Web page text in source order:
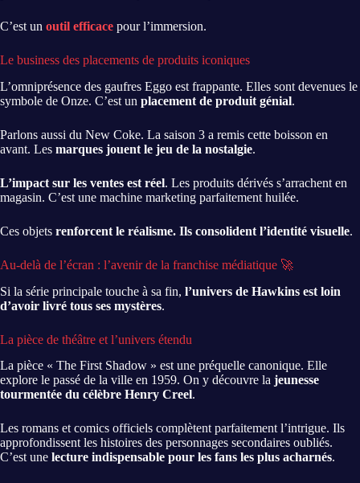
C’est un outil efficace pour l’immersion.
Le business des placements de produits iconiques
L’omniprésence des gaufres Eggo est frappante. Elles sont devenues le
symbole de Onze. C’est un placement de produit génial.
Parlons aussi du New Coke. La saison 3 a remis cette boisson en
avant. Les marques jouent le jeu de la nostalgie.
L’impact sur les ventes est réel. Les produits dérivés s’arrachent en
magasin. C’est une machine marketing parfaitement huilée.
Ces objets renforcent le réalisme. Ils consolident l’identité visuelle.
Au-delà de l’écran : l’avenir de la franchise médiatique 🚀
Si la série principale touche à sa fin, l’univers de Hawkins est loin
d’avoir livré tous ses mystères.
La pièce de théâtre et l’univers étendu
La pièce « The First Shadow » est une préquelle canonique. Elle
explore le passé de la ville en 1959. On y découvre la jeunesse
tourmentée du célèbre Henry Creel.
Les romans et comics officiels complètent parfaitement l’intrigue. Ils
approfondissent les histoires des personnages secondaires oubliés.
C’est une lecture indispensable pour les fans les plus acharnés.